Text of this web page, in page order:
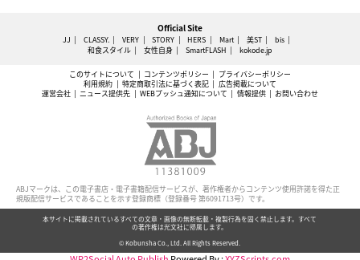
Official Site
JJ CLASSY. VERY STORY HERS Mart 美ST
bis
和食スタイル
女性自身 SmartFLASH kokode.jp
このサイトについて コンテンツポリシー
プライバシーポリシー
利用規約
特定商取引法に基づく表記
広告掲載について
運営会社
ニュース提供先 WEBプッシュ通知について 情報提供 お問い合わせ
ABJマークは、この電子書店・電子書籍配信サービスが、著作権者からコンテンツ使用許諾を得た正
規版配信サービスであることを示す登録商標（登録番号 第6091713号）です。
本サイトに掲載されているすべての文章・画像の無断転載・複製行為を固く禁止します。すべて
の著作権は光文社に帰属します。
© Kobunsha Co., Ltd. All Rights Reserved.